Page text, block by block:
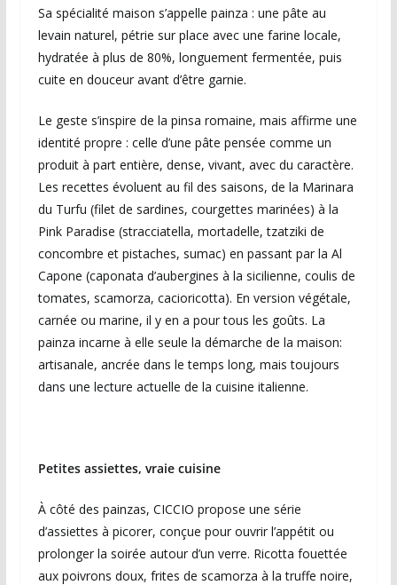
Sa spécialité maison s’appelle painza : une pâte au
levain naturel, pétrie sur place avec une farine locale,
hydratée à plus de 80%, longuement fermentée, puis
cuite en douceur avant d’être garnie.
Le geste s’inspire de la pinsa romaine, mais affirme une
identité propre : celle d’une pâte pensée comme un
produit à part entière, dense, vivant, avec du caractère.
Les recettes évoluent au fil des saisons, de la Marinara
du Turfu (filet de sardines, courgettes marinées) à la
Pink Paradise (stracciatella, mortadelle, tzatziki de
concombre et pistaches, sumac) en passant par la Al
Capone (caponata d’aubergines à la sicilienne, coulis de
tomates, scamorza, cacioricotta). En version végétale,
carnée ou marine, il y en a pour tous les goûts. La
painza incarne à elle seule la démarche de la maison:
artisanale, ancrée dans le temps long, mais toujours
dans une lecture actuelle de la cuisine italienne.
Petites assiettes, vraie cuisine
À côté des painzas, CICCIO propose une série
d’assiettes à picorer, conçue pour ouvrir l’appétit ou
prolonger la soirée autour d’un verre. Ricotta fouettée
aux poivrons doux, frites de scamorza à la truffe noire,